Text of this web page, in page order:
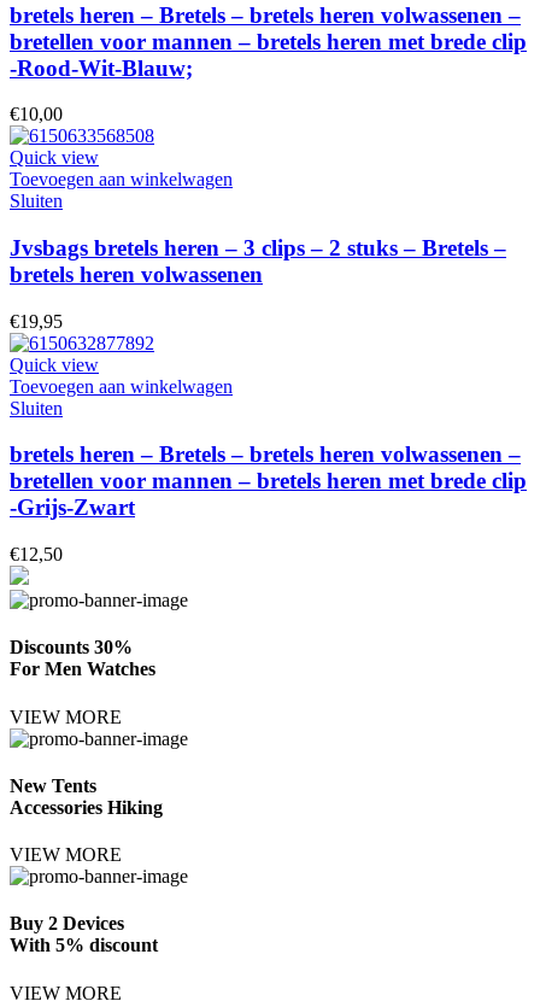
bretels heren – Bretels – bretels heren volwassenen –
bretellen voor mannen – bretels heren met brede clip
-Rood-Wit-Blauw;
€10,00
Quick view
Toevoegen aan winkelwagen
Sluiten
Jvsbags bretels heren – 3 clips – 2 stuks – Bretels –
bretels heren volwassenen
€19,95
Quick view
Toevoegen aan winkelwagen
Sluiten
bretels heren – Bretels – bretels heren volwassenen –
bretellen voor mannen – bretels heren met brede clip
-Grijs-Zwart
€12,50
Discounts 30%
For Men Watches
VIEW MORE
New Tents
Accessories Hiking
VIEW MORE
Buy 2 Devices
With 5% discount
VIEW MORE